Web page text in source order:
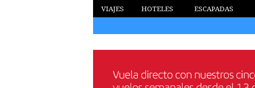
VIAJES HOTELES ESCAPADAS